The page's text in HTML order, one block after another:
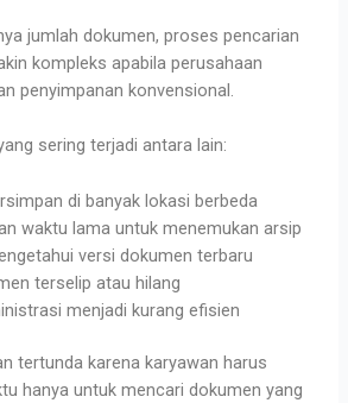
jumlah dokumen, proses pencarian
kompleks apabila perusahaan
penyimpanan konvensional.
sering terjadi antara lain:
di banyak lokasi berbeda
waktu lama untuk menemukan arsip
versi dokumen terbaru
terselip atau hilang
menjadi kurang efisien
tertunda karena karyawan harus
hanya untuk mencari dokumen yang